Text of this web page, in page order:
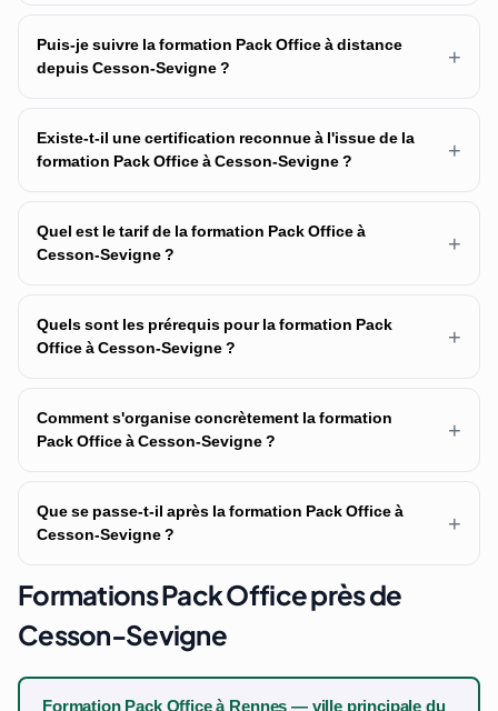
Puis-je suivre la formation Pack Office à distance
depuis Cesson-Sevigne ?
+
Existe-t-il une certification reconnue à l'issue de la
formation Pack Office à Cesson-Sevigne ?
+
Quel est le tarif de la formation Pack Office à
Cesson-Sevigne ?
+
Quels sont les prérequis pour la formation Pack
Office à Cesson-Sevigne ?
+
Comment s'organise concrètement la formation
Pack Office à Cesson-Sevigne ?
+
Que se passe-t-il après la formation Pack Office à
Cesson-Sevigne ?
+
Formations Pack Office près de
Cesson-Sevigne
Formation Pack Office à Rennes — ville principale du